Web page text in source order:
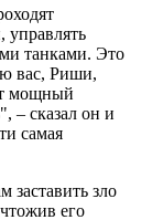
управлять
танками. Это
вас, Риши,
мощный
– сказал он и
самая
заставить зло
его